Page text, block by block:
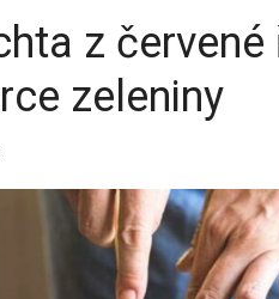
z červené
zeleniny